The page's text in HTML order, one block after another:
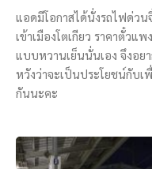
แอดมีโอกาสได้นั่งรถไฟด่วน
เข้าเมืองโตเกียว ราคาตั๋วแ
แบบหวานเย็นนั่นเอง จึงอย
หวังว่าจะเป็นประโยชน์กับเ
กันนะคะ